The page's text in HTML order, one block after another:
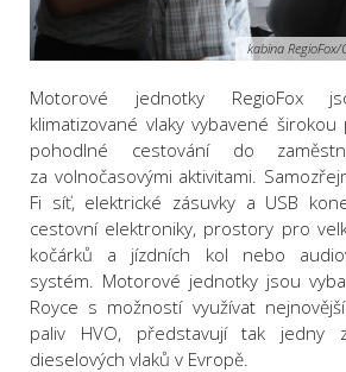
kabina
Motorové jednotky RegioFox
klimatizované vlaky vybavené
pohodlné cestování do
za volnočasovými aktivitami.
Fi síť, elektrické zásuvky a USB
cestovní elektroniky, prostory pro
kočárků a jízdních kol nebo
systém. Motorové jednotky jsou
Royce s možností využívat
paliv HVO, představují tak jedny z
dieselových vlaků v Evropě.